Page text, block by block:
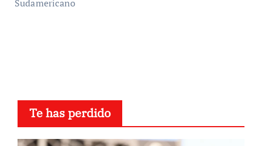
Sudamericano
Te has perdido